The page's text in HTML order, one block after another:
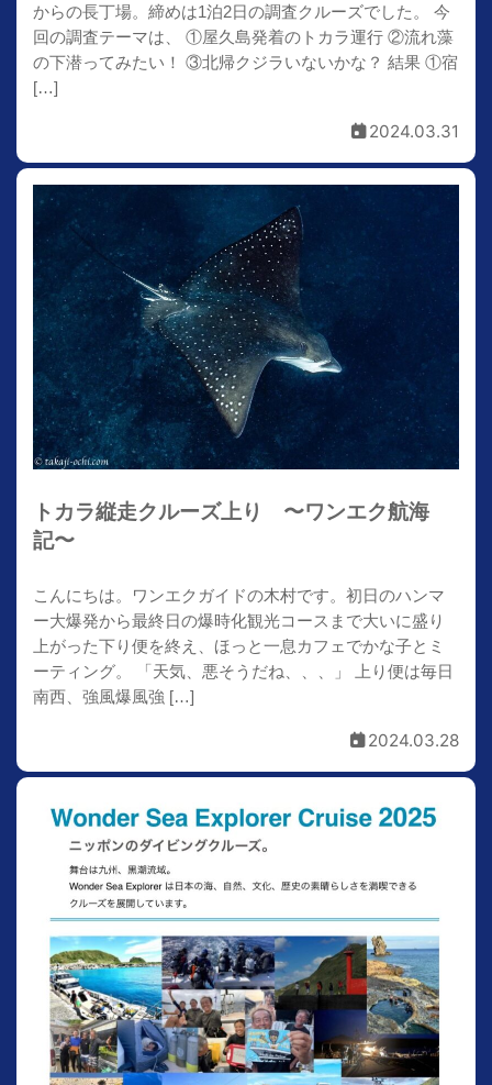
からの長丁場。締めは1泊2日の調査クルーズでした。 今
回の調査テーマは、 ①屋久島発着のトカラ運行 ②流れ藻
の下潜ってみたい！ ③北帰クジラいないかな？ 結果 ①宿
[…]
2024.03.31
トカラ縦走クルーズ上り 〜ワンエク航海
記〜
こんにちは。ワンエクガイドの木村です。初日のハンマ
ー大爆発から最終日の爆時化観光コースまで大いに盛り
上がった下り便を終え、ほっと一息カフェでかな子とミ
ーティング。 「天気、悪そうだね、、、」 上り便は毎日
南西、強風爆風強 […]
2024.03.28